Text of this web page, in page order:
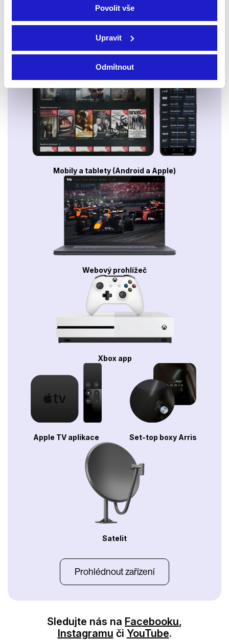
Povolit vše
Upravit
Odmítnout
Smart TV - Android, Google, Samsung, LG, VIDAA
Mobily a tablety (Android a Apple)
Webový prohlížeč
Xbox app
Apple TV aplikace Set-top boxy Arris
Satelit
Prohlédnout zařízení
Sledujte nás na Facebooku,
Instagramu či YouTube.